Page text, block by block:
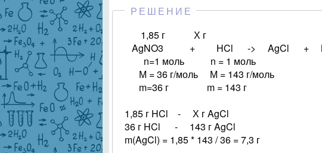
РЕШЕНИЕ
1,85 г Х г
AgNO3 + HCl -> AgCl +
n=1 моль n = 1 моль
М = 36 г/моль М = 143 г/моль
m=36 г m = 143 г
1,85 г HCl - Х г AgCl
36 г HCl - 143 г AgCl
m(AgCl) = 1,85 * 143 / 36 = 7,3 г